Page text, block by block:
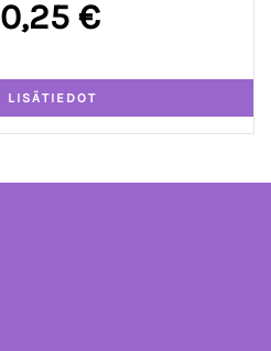
0,25 €